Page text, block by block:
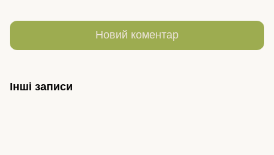
Новий коментар
Інші записи